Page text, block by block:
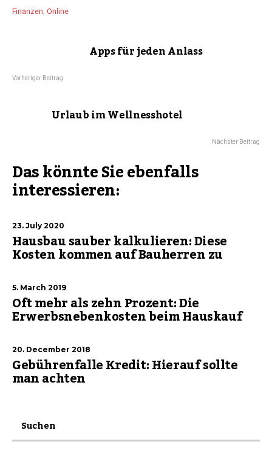
Finanzen, Online
Apps für jeden Anlass
Vorheriger Beitrag
Urlaub im Wellnesshotel
Nächster Beitrag
Das könnte Sie ebenfalls
interessieren:
23. July 2020
Hausbau sauber kalkulieren: Diese
Kosten kommen auf Bauherren zu
5. March 2019
Oft mehr als zehn Prozent: Die
Erwerbsnebenkosten beim Hauskauf
20. December 2018
Gebührenfalle Kredit: Hierauf sollte
man achten